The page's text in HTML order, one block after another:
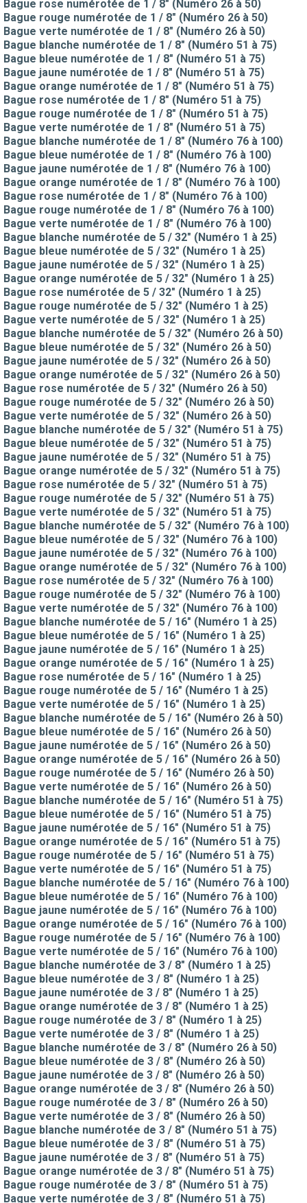
Bague rose numérotée de 1 / 8" (Numéro 26 à 50)
Bague rouge numérotée de 1 / 8" (Numéro 26 à 50)
Bague verte numérotée de 1 / 8" (Numéro 26 à 50)
Bague blanche numérotée de 1 / 8" (Numéro 51 à 75)
Bague bleue numérotée de 1 / 8" (Numéro 51 à 75)
Bague jaune numérotée de 1 / 8" (Numéro 51 à 75)
Bague orange numérotée de 1 / 8" (Numéro 51 à 75)
Bague rose numérotée de 1 / 8" (Numéro 51 à 75)
Bague rouge numérotée de 1 / 8" (Numéro 51 à 75)
Bague verte numérotée de 1 / 8" (Numéro 51 à 75)
Bague blanche numérotée de 1 / 8" (Numéro 76 à 100)
Bague bleue numérotée de 1 / 8" (Numéro 76 à 100)
Bague jaune numérotée de 1 / 8" (Numéro 76 à 100)
Bague orange numérotée de 1 / 8" (Numéro 76 à 100)
Bague rose numérotée de 1 / 8" (Numéro 76 à 100)
Bague rouge numérotée de 1 / 8" (Numéro 76 à 100)
Bague verte numérotée de 1 / 8" (Numéro 76 à 100)
Bague blanche numérotée de 5 / 32" (Numéro 1 à 25)
Bague bleue numérotée de 5 / 32" (Numéro 1 à 25)
Bague jaune numérotée de 5 / 32" (Numéro 1 à 25)
Bague orange numérotée de 5 / 32" (Numéro 1 à 25)
Bague rose numérotée de 5 / 32" (Numéro 1 à 25)
Bague rouge numérotée de 5 / 32" (Numéro 1 à 25)
Bague verte numérotée de 5 / 32" (Numéro 1 à 25)
Bague blanche numérotée de 5 / 32" (Numéro 26 à 50)
Bague bleue numérotée de 5 / 32" (Numéro 26 à 50)
Bague jaune numérotée de 5 / 32" (Numéro 26 à 50)
Bague orange numérotée de 5 / 32" (Numéro 26 à 50)
Bague rose numérotée de 5 / 32" (Numéro 26 à 50)
Bague rouge numérotée de 5 / 32" (Numéro 26 à 50)
Bague verte numérotée de 5 / 32" (Numéro 26 à 50)
Bague blanche numérotée de 5 / 32" (Numéro 51 à 75)
Bague bleue numérotée de 5 / 32" (Numéro 51 à 75)
Bague jaune numérotée de 5 / 32" (Numéro 51 à 75)
Bague orange numérotée de 5 / 32" (Numéro 51 à 75)
Bague rose numérotée de 5 / 32" (Numéro 51 à 75)
Bague rouge numérotée de 5 / 32" (Numéro 51 à 75)
Bague verte numérotée de 5 / 32" (Numéro 51 à 75)
Bague blanche numérotée de 5 / 32" (Numéro 76 à 100)
Bague bleue numérotée de 5 / 32" (Numéro 76 à 100)
Bague jaune numérotée de 5 / 32" (Numéro 76 à 100)
Bague orange numérotée de 5 / 32" (Numéro 76 à 100)
Bague rose numérotée de 5 / 32" (Numéro 76 à 100)
Bague rouge numérotée de 5 / 32" (Numéro 76 à 100)
Bague verte numérotée de 5 / 32" (Numéro 76 à 100)
Bague blanche numérotée de 5 / 16" (Numéro 1 à 25)
Bague bleue numérotée de 5 / 16" (Numéro 1 à 25)
Bague jaune numérotée de 5 / 16" (Numéro 1 à 25)
Bague orange numérotée de 5 / 16" (Numéro 1 à 25)
Bague rose numérotée de 5 / 16" (Numéro 1 à 25)
Bague rouge numérotée de 5 / 16" (Numéro 1 à 25)
Bague verte numérotée de 5 / 16" (Numéro 1 à 25)
Bague blanche numérotée de 5 / 16" (Numéro 26 à 50)
Bague bleue numérotée de 5 / 16" (Numéro 26 à 50)
Bague jaune numérotée de 5 / 16" (Numéro 26 à 50)
Bague orange numérotée de 5 / 16" (Numéro 26 à 50)
Bague rouge numérotée de 5 / 16" (Numéro 26 à 50)
Bague verte numérotée de 5 / 16" (Numéro 26 à 50)
Bague blanche numérotée de 5 / 16" (Numéro 51 à 75)
Bague bleue numérotée de 5 / 16" (Numéro 51 à 75)
Bague jaune numérotée de 5 / 16" (Numéro 51 à 75)
Bague orange numérotée de 5 / 16" (Numéro 51 à 75)
Bague rouge numérotée de 5 / 16" (Numéro 51 à 75)
Bague verte numérotée de 5 / 16" (Numéro 51 à 75)
Bague blanche numérotée de 5 / 16" (Numéro 76 à 100)
Bague bleue numérotée de 5 / 16" (Numéro 76 à 100)
Bague jaune numérotée de 5 / 16" (Numéro 76 à 100)
Bague orange numérotée de 5 / 16" (Numéro 76 à 100)
Bague rouge numérotée de 5 / 16" (Numéro 76 à 100)
Bague verte numérotée de 5 / 16" (Numéro 76 à 100)
Bague blanche numérotée de 3 / 8" (Numéro 1 à 25)
Bague bleue numérotée de 3 / 8" (Numéro 1 à 25)
Bague jaune numérotée de 3 / 8" (Numéro 1 à 25)
Bague orange numérotée de 3 / 8" (Numéro 1 à 25)
Bague rouge numérotée de 3 / 8" (Numéro 1 à 25)
Bague verte numérotée de 3 / 8" (Numéro 1 à 25)
Bague blanche numérotée de 3 / 8" (Numéro 26 à 50)
Bague bleue numérotée de 3 / 8" (Numéro 26 à 50)
Bague jaune numérotée de 3 / 8" (Numéro 26 à 50)
Bague orange numérotée de 3 / 8" (Numéro 26 à 50)
Bague rouge numérotée de 3 / 8" (Numéro 26 à 50)
Bague verte numérotée de 3 / 8" (Numéro 26 à 50)
Bague blanche numérotée de 3 / 8" (Numéro 51 à 75)
Bague bleue numérotée de 3 / 8" (Numéro 51 à 75)
Bague jaune numérotée de 3 / 8" (Numéro 51 à 75)
Bague orange numérotée de 3 / 8" (Numéro 51 à 75)
Bague rouge numérotée de 3 / 8" (Numéro 51 à 75)
Bague verte numérotée de 3 / 8" (Numéro 51 à 75)